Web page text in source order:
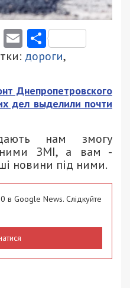
ViberEmail
дороги,
Днепропетровского
дел выделили почти
нам змогу
ЗМІ, а вам -
новини під ними.
в Google News. Слідкуйте